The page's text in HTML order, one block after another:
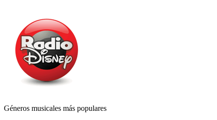
Géneros musicales más populares